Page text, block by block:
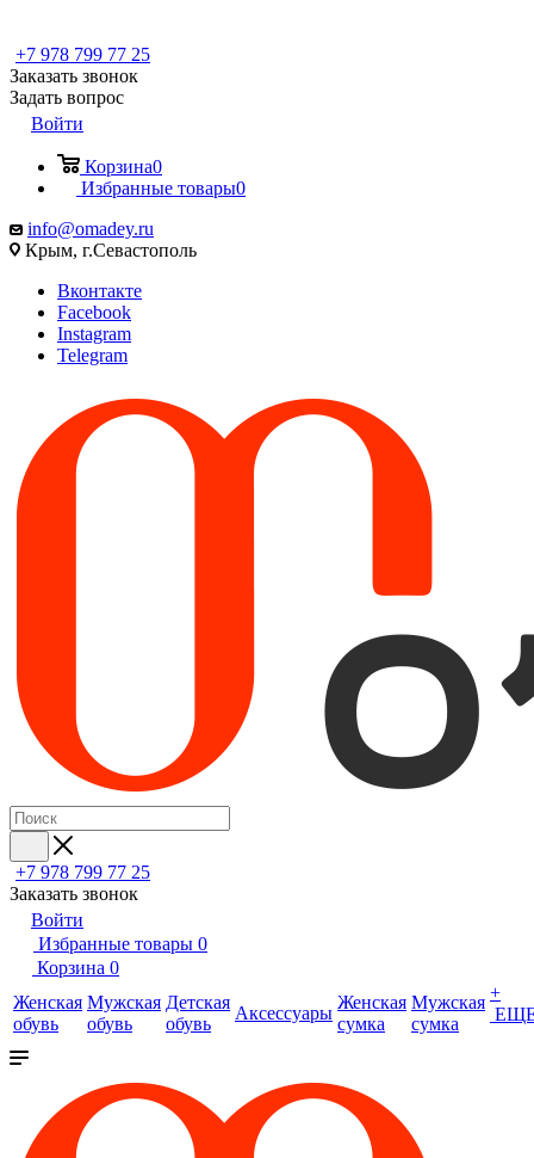
+7 978 799 77 25
Заказать звонок
Задать вопрос
Войти
Корзина0
Избранные товары0
info@omadey.ru
Крым, г.Севастополь
Вконтакте
Facebook
Instagram
Telegram
+7 978 799 77 25
Заказать звонок
Войти
Избранные товары 0
Корзина 0
Женская
обувь
Мужская
обувь
Детская
обувь
Аксессуары
Женская
сумка
Мужская
сумка
+